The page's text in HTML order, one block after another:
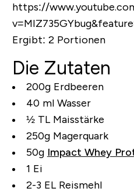
https://
Ergibt: 2 Portionen
Die Zutaten
200g Erdbeeren
40 ml Wasser
½ TL Maisstärke
250g Magerquark
50g Impact Whey
1 Ei
2-3 EL Reismehl